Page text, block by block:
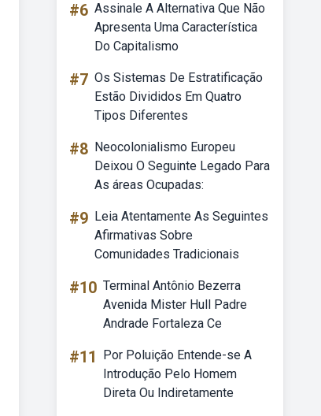
#6 Assinale A Alternativa Que Não
Apresenta Uma Característica
Do Capitalismo
#7 Os Sistemas De Estratificação
Estão Divididos Em Quatro
Tipos Diferentes
#8 Neocolonialismo Europeu
Deixou O Seguinte Legado Para
As áreas Ocupadas:
#9 Leia Atentamente As Seguintes
Afirmativas Sobre
Comunidades Tradicionais
#10 Terminal Antônio Bezerra
Avenida Mister Hull Padre
Andrade Fortaleza Ce
#11
Por Poluição Entende-se A
Introdução Pelo Homem
Direta Ou Indiretamente